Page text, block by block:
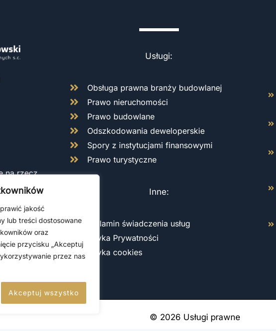
jakość
lub treści dostosowane
oraz
przycisku „Akceptuj
przez nas
Akceptuj wszystko
na rzecz
Poznania,
Usługi:
Obsługa prawna branży budowlanej
Prawo nieruchomości
Prawo budowlane
Odszkodowania deweloperskie
Spory z instytucjami finansowymi
Prawo turystyczne
Inne:
Regulamin świadczenia usług
Polityka Prywatności
Polityka cookies
© 2026 Usługi prawne